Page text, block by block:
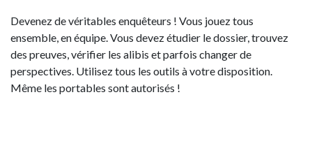
Devenez de véritables enquêteurs ! Vous jouez tous
ensemble, en équipe. Vous devez étudier le dossier, trouvez
des preuves, vérifier les alibis et parfois changer de
perspectives. Utilisez tous les outils à votre disposition.
Même les portables sont autorisés !